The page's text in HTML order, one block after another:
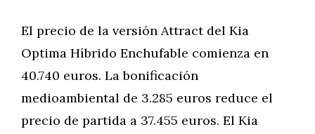
El precio de la versión Attract del Kia
Optima Híbrido Enchufable comienza en
40.740 euros. La bonificación
medioambiental de 3.285 euros reduce el
precio de partida a 37.455 euros. El Kia